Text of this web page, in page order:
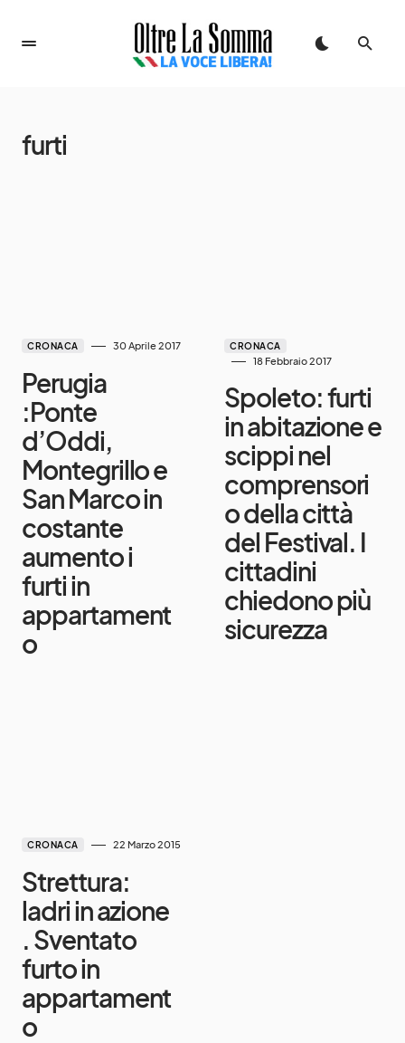
furti
CRONACA 30 Aprile 2017
Perugia
:Ponte
d’Oddi,
Montegrillo e
San Marco in
costante
aumento i
furti in
appartament
o
CRONACA
18 Febbraio 2017
Spoleto: furti
in abitazione e
scippi nel
comprensori
o della città
del Festival. I
cittadini
chiedono più
sicurezza
CRONACA 22 Marzo 2015
Strettura:
ladri in azione
. Sventato
furto in
appartament
o